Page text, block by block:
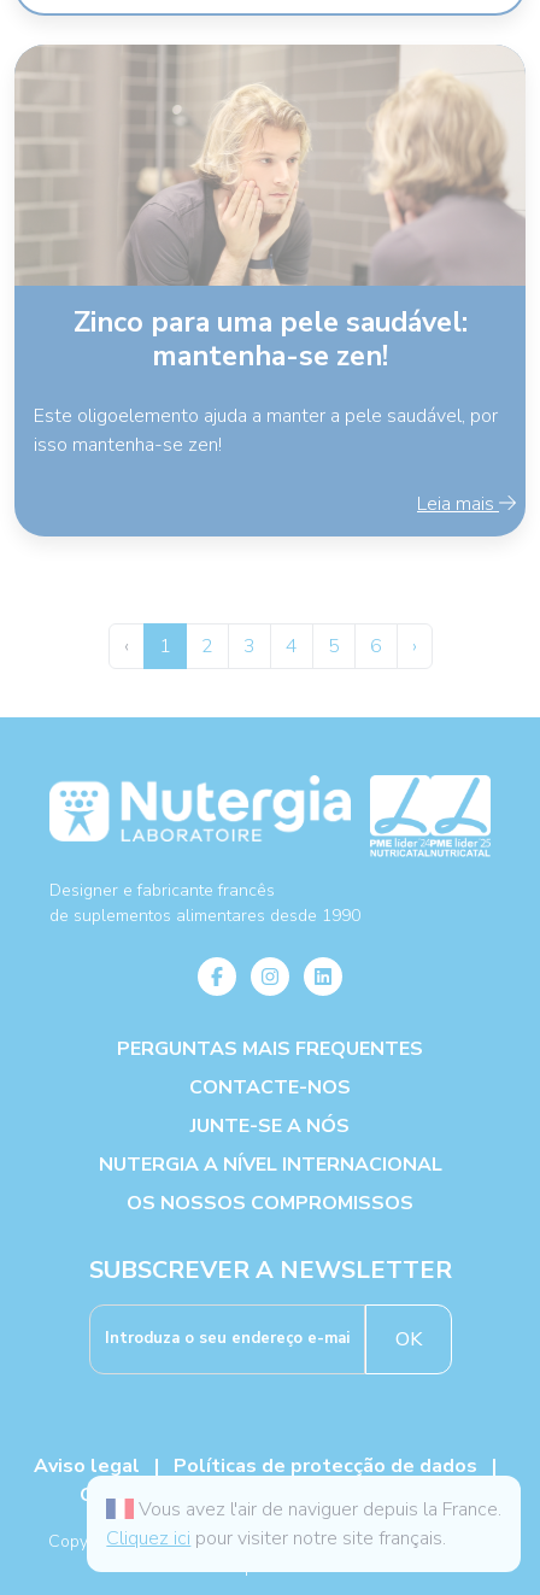
Zinco para uma pele saudável:
mantenha-se zen!
Este oligoelemento ajuda a manter a pele saudável, por
isso mantenha-se zen!
Leia mais
‹ 1 2 3 4 5 6 ›
Vous avez l'air de naviguer depuis la France.
Cliquez ici pour visiter notre site français.
Designer e fabricante francês
de suplementos alimentares desde 1990
PERGUNTAS MAIS FREQUENTES
CONTACTE-NOS
JUNTE-SE A NÓS
NUTERGIA A NÍVEL INTERNACIONAL
OS NOSSOS COMPROMISSOS
SUBSCREVER A NEWSLETTER
OK
Aviso legal | Políticas de protecção de dados
|
Cookies
Copyright NUTERGIA 2026, todos os direitos reservados. -